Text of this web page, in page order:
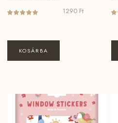
1290 Ft
KOSÁRBA